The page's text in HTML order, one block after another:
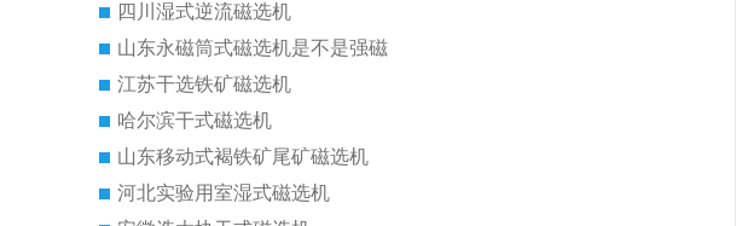
四川湿式逆流磁选机
山东永磁筒式磁选机是不是强磁
江苏干选铁矿磁选机
哈尔滨干式磁选机
山东移动式褐铁矿尾矿磁选机
河北实验用室湿式磁选机